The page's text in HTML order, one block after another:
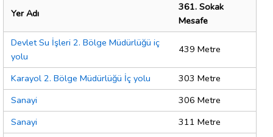
Yer Adı
361. Sokak
Mesafe
Devlet Su İşleri 2. Bölge Müdürlüğü iç
yolu
439 Metre
Karayol 2. Bölge Müdürlüğü İç yolu
303 Metre
Sanayi
306 Metre
Sanayi
311 Metre